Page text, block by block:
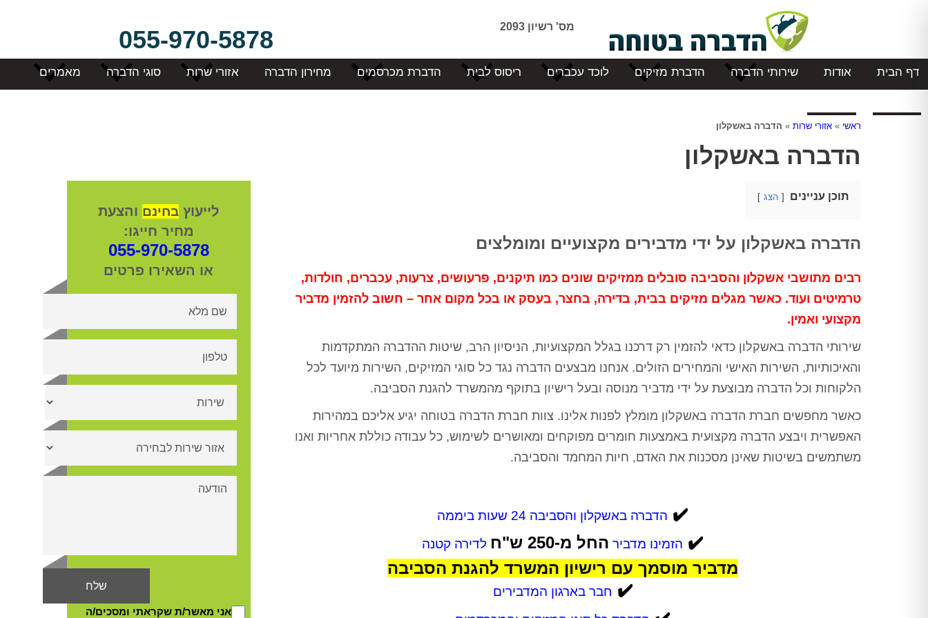
מס' רשיון 2093 055-970-5878
דף הבית אודות שירותי הדברה הדברת מזיקים לוכד עכברים ריסוס לבית הדברת מכרסמים מחירון הדברה אזורי שרות סוגי הדברה מאמרים
ראשי » אזורי שרות » הדברה באשקלון
הדברה באשקלון
תוכן עניינים הצג
הדברה באשקלון על ידי מדבירים מקצועיים ומומלצים
רבים מתושבי אשקלון והסביבה סובלים ממזיקים שונים כמו תיקנים, פרעושים, צרעות, עכברים, חולדות,
טרמיטים ועוד. כאשר מגלים מזיקים בבית, בדירה, בחצר, בעסק או בכל מקום אחר – חשוב להזמין מדביר
מקצועי ואמין.
שירותי הדברה באשקלון כדאי להזמין רק דרכנו בגלל המקצועיות, הניסיון הרב, שיטות ההדברה המתקדמות
והאיכותיות, השירות האישי והמחירים הזולים. אנחנו מבצעים הדברה נגד כל סוגי המזיקים, השירות מיועד לכל
הלקוחות וכל הדברה מבוצעת על ידי מדביר מנוסה ובעל רישיון בתוקף מהמשרד להגנת הסביבה.
כאשר מחפשים חברת הדברה באשקלון מומלץ לפנות אלינו. צוות חברת הדברה בטוחה יגיע אליכם במהירות
האפשרית ויבצע הדברה מקצועית באמצעות חומרים מפוקחים ומאושרים לשימוש, כל עבודה כוללת אחריות ואנו
משתמשים בשיטות שאינן מסכנות את האדם, חיות המחמד והסביבה.
✔️ הדברה באשקלון והסביבה 24 שעות ביממה
✔️ הזמינו מדביר החל מ-250 ש"ח לדירה קטנה
מדביר מוסמך עם רישיון המשרד להגנת הסביבה
✔️ חבר בארגון המדבירים
לייעוץ בחינם והצעת
מחיר חייגו:
055-970-5878
או השאירו פרטים
אני מאשר/ת שקראתי ומסכים/ה